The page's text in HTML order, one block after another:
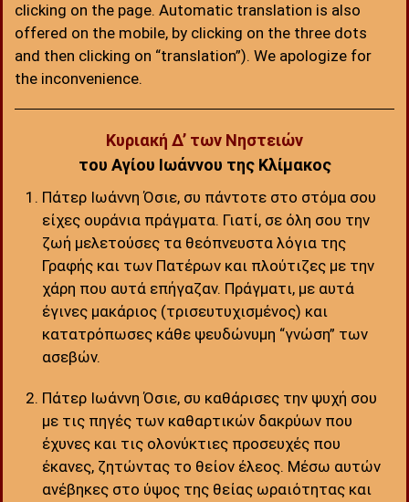
clicking on the page. Automatic translation is also
offered on the mobile, by clicking on the three dots
and then clicking on “translation”). We apologize for
the inconvenience.
Κυριακή Δ’ των Νηστειών
του Αγίου Ιωάννου της Κλίμακος
Πάτερ Ιωάννη Όσιε, συ πάντοτε στο στόμα σου
είχες ουράνια πράγματα. Γιατί, σε όλη σου την
ζωή μελετούσες τα θεόπνευστα λόγια της
Γραφής και των Πατέρων και πλούτιζες με την
χάρη που αυτά επήγαζαν. Πράγματι, με αυτά
έγινες μακάριος (τρισευτυχισμένος) και
κατατρόπωσες κάθε ψευδώνυμη “γνώση” των
ασεβών.
Πάτερ Ιωάννη Όσιε, συ καθάρισες την ψυχή σου
με τις πηγές των καθαρτικών δακρύων που
έχυνες και τις ολονύκτιες προσευχές που
έκανες, ζητώντας το θείον έλεος. Μέσω αυτών
ανέβηκες στο ύψος της θείας ωραιότητας και